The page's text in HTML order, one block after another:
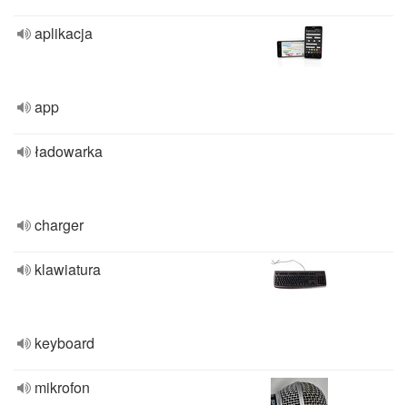
aplikacja
app
ładowarka
charger
klawiatura
keyboard
mikrofon